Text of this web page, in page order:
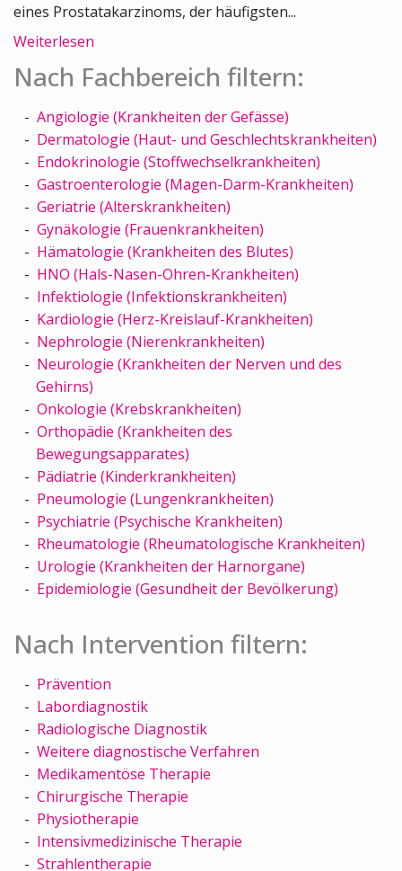
eines Prostatakarzinoms, der häufigsten...
Weiterlesen
Nach Fachbereich filtern:
Angiologie (Krankheiten der Gefässe)
Dermatologie (Haut- und Geschlechtskrankheiten)
Endokrinologie (Stoffwechselkrankheiten)
Gastroenterologie (Magen-Darm-Krankheiten)
Geriatrie (Alterskrankheiten)
Gynäkologie (Frauenkrankheiten)
Hämatologie (Krankheiten des Blutes)
HNO (Hals-Nasen-Ohren-Krankheiten)
Infektiologie (Infektionskrankheiten)
Kardiologie (Herz-Kreislauf-Krankheiten)
Nephrologie (Nierenkrankheiten)
Neurologie (Krankheiten der Nerven und des
Gehirns)
Onkologie (Krebskrankheiten)
Orthopädie (Krankheiten des
Bewegungsapparates)
Pädiatrie (Kinderkrankheiten)
Pneumologie (Lungenkrankheiten)
Psychiatrie (Psychische Krankheiten)
Rheumatologie (Rheumatologische Krankheiten)
Urologie (Krankheiten der Harnorgane)
Epidemiologie (Gesundheit der Bevölkerung)
Nach Intervention filtern:
Prävention
Labordiagnostik
Radiologische Diagnostik
Weitere diagnostische Verfahren
Medikamentöse Therapie
Chirurgische Therapie
Physiotherapie
Intensivmedizinische Therapie
Strahlentherapie